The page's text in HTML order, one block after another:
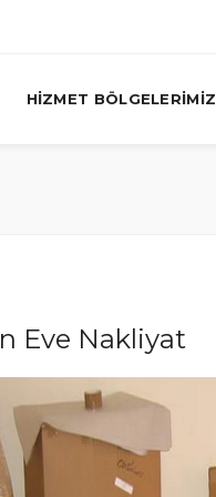
HİZMET BÖLGELERİMİZ
Eve Nakliyat